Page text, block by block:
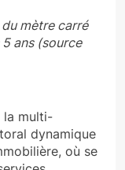
mètre carré
5 ans (source
la multi-
dynamique
où se